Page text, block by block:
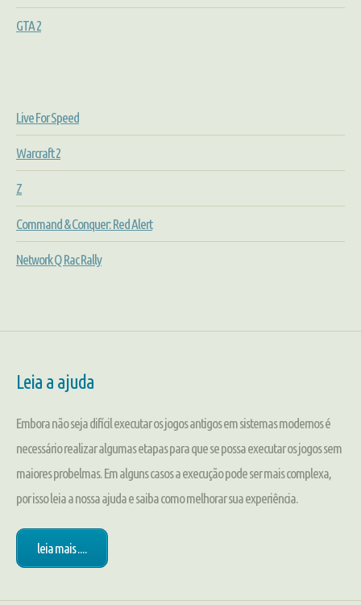
GTA 2
Live For Speed
Warcraft 2
Z
Command & Conquer: Red Alert
Network Q Rac Rally
Leia a ajuda
Embora não seja difícil executar os jogos antigos em sistemas modernos é
necessário realizar algumas etapas para que se possa executar os jogos sem
maiores probelmas. Em alguns casos a execução pode ser mais complexa,
por isso leia a nossa ajuda e saiba como melhorar sua experiência.
leia mais ....